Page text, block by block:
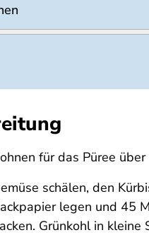
für das Püree
schälen, den
legen und 45
Grünkohl in kleine